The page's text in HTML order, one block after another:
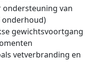
ondersteuning van
gewichtsvoortgang
vetverbranding en